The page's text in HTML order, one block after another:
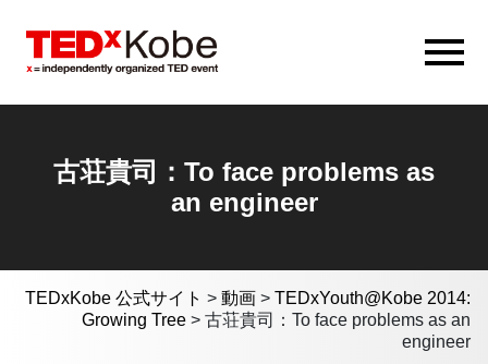
古荘貴司：To face problems as
an engineer
TEDxKobe 公式サイト > 動画 > TEDxYouth@Kobe 2014:
Growing Tree > 古荘貴司：To face problems as an
engineer